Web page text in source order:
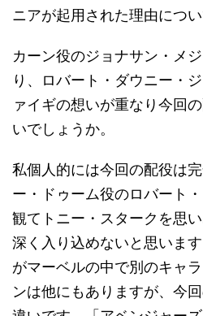
ニアが起用された理由につ
カーン役のジョナサン・メ
り、ロバート・ダウニー・
ァイギの想いが重なり今回
いでしょうか。
私個人的には今回の配役は
ー・ドゥーム役のロバート
観てトニー・スタークを思
深く入り込めないと思いま
がマーベルの中で別のキャ
ンは他にもありますが、今